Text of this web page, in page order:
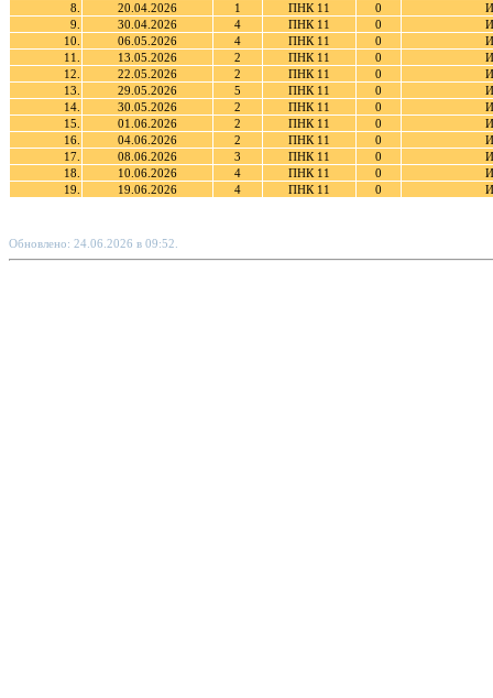
8.
20.04.2026 1 ПНК 11 0
9.
30.04.2026 4 ПНК 11 0
10.
06.05.2026 4 ПНК 11 0
11.
13.05.2026 2 ПНК 11 0
12.
22.05.2026 2 ПНК 11 0
13.
29.05.2026 5 ПНК 11 0
14.
30.05.2026 2 ПНК 11 0
15.
01.06.2026 2 ПНК 11 0
16.
04.06.2026 2 ПНК 11 0
17.
08.06.2026 3 ПНК 11 0
18.
10.06.2026 4 ПНК 11 0
19.
19.06.2026 4 ПНК 11 0
Обновлено: 24.06.2026 в 09:52.